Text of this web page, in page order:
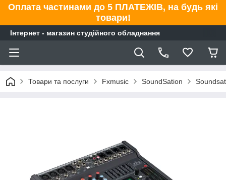
Оплата частинами до 5 ПЛАТЕЖІВ, на будь які
товари!
Інтернет - магазин студійного обладнання
Товари та послуги Fxmusic SoundSation